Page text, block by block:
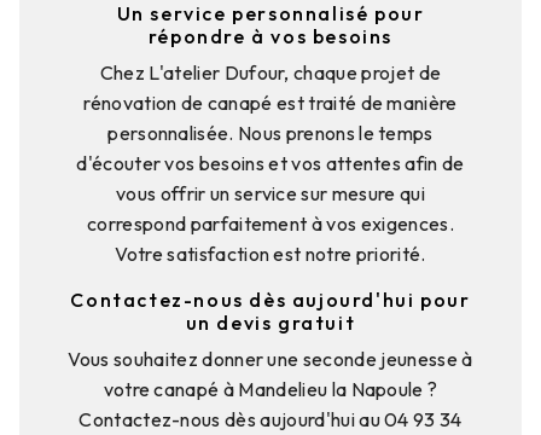
Un service personnalisé pour
répondre à vos besoins
Chez L'atelier Dufour, chaque projet de
rénovation de canapé est traité de manière
personnalisée. Nous prenons le temps
d'écouter vos besoins et vos attentes afin de
vous offrir un service sur mesure qui
correspond parfaitement à vos exigences.
Votre satisfaction est notre priorité.
Contactez-nous dès aujourd'hui pour
un devis gratuit
Vous souhaitez donner une seconde jeunesse à
votre canapé à Mandelieu la Napoule ?
Contactez-nous dès aujourd'hui au 04 93 34